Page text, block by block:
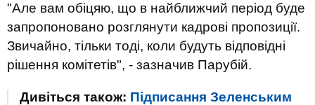
"Але вам обіцяю, що в найближчий період буде
запропоновано розглянути кадрові пропозиції.
Звичайно, тільки тоді, коли будуть відповідні
рішення комітетів", - зазначив Парубій.
Дивіться також: Підписання Зеленським